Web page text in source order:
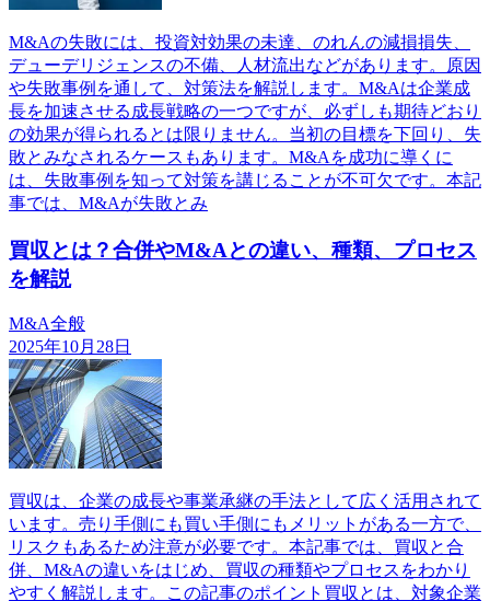
M&Aの失敗には、投資対効果の未達、のれんの減損損失、
デューデリジェンスの不備、人材流出などがあります。原因
や失敗事例を通して、対策法を解説します。M&Aは企業成
長を加速させる成長戦略の一つですが、必ずしも期待どおり
の効果が得られるとは限りません。当初の目標を下回り、失
敗とみなされるケースもあります。M&Aを成功に導くに
は、失敗事例を知って対策を講じることが不可欠です。本記
事では、M&Aが失敗とみ
買収とは？合併やM&Aとの違い、種類、プロセス
を解説
M&A全般
2025年10月28日
買収は、企業の成長や事業承継の手法として広く活用されて
います。売り手側にも買い手側にもメリットがある一方で、
リスクもあるため注意が必要です。本記事では、買収と合
併、M&Aの違いをはじめ、買収の種類やプロセスをわかり
やすく解説します。この記事のポイント買収とは、対象企業